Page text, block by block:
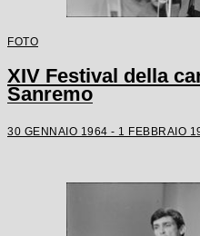
FOTO
XIV Festival della
Sanremo
30 GENNAIO 1964 - 1 FEBBRAIO